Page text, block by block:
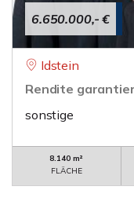
6.650.000,- €
Idstein
Rendite
sonstige
8.140 m²
FLÄCHE